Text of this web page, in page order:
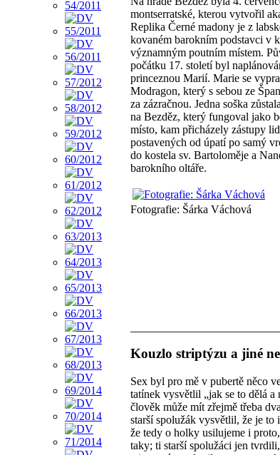
montserratské, kterou vytvořil
Replika Černé madony je z
kovaném barokním podstavci v
významným poutním místem.
počátku 17. století byl
princeznou Marií. Marie se
Modragon, který s sebou ze
za zázračnou. Jedna soška
na Bezděz, který fungoval jako
místo, kam přicházely zástupy
postavených od úpatí po samý
do kostela sv. Bartoloměje a
barokního oltáře.
Fotografie: Šárka Váchová
Kouzlo striptýzu a jiné
Sex byl pro mě v pubertě něco
tatínek vysvětlil „jak se to dělá a
člověk může mít zřejmě třeba
starší spolužák vysvětlil, že je to
že tedy o holky usilujeme i
taky; ti starší spolužáci jen